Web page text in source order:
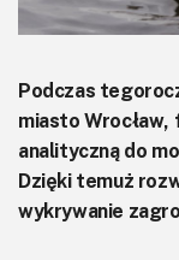
Do
Podczas
miasto Wrocław,
analityczną do
Dzięki temuż
wykrywanie